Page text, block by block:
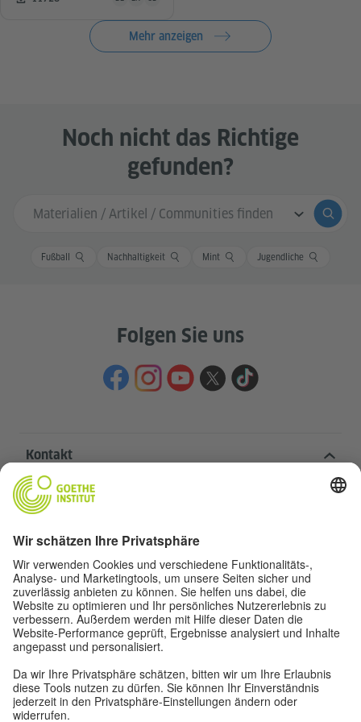
Mehr anzeigen
Noch nicht das Richtige
gefunden?
Sucheingabe
Fußball Nachhaltigkeit Mint Jugendliche
Folgen Sie uns
Kontakt
Goethe-Institut Zentrale
Oskar von Miller-Ring 18
80333 München
deutschstunde@goethe.de
Hilfreiche Links
Weitere Websites
Datenschutz und Barrierefreiheit